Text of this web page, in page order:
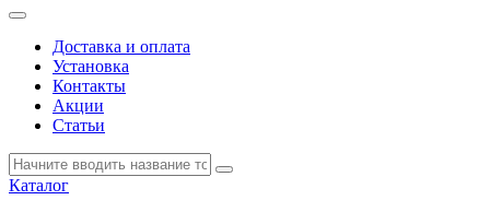
Доставка и оплата
Установка
Контакты
Акции
Статьи
Каталог